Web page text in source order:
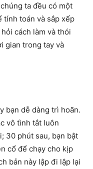
ta đều có một
tính toán và sắp xếp
cách làm và thói
gian trong tay và
bạn dễ dàng trì hoãn.
vô tình tắt luôn
30 phút sau, bạn bật
cổ để chạy cho kịp
bản này lập đi lập lại